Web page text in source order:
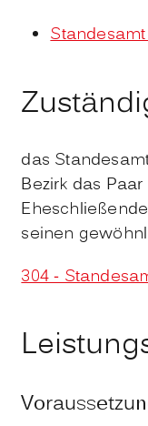
das
Bezirk das
seinen
304 -